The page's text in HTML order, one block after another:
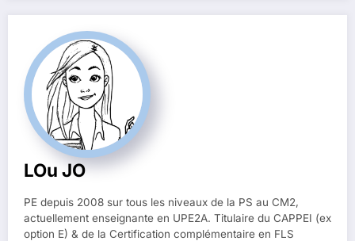
LOu JO
PE depuis 2008 sur tous les niveaux de la PS au CM2,
actuellement enseignante en UPE2A. Titulaire du CAPPEI (ex
option E) & de la Certification complémentaire en FLS